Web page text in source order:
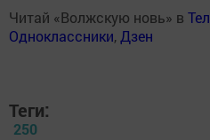
Читай «Волжскую новь» в
Одноклассники,Дзен
Теги:
250